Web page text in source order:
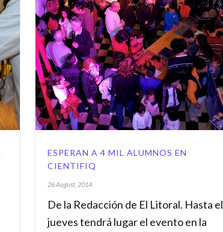
ESPERAN A 4 MIL ALUMNOS EN
CIENTIFIQ
26 August, 2014
De la Redacción de El Litoral. Hasta el
jueves tendrá lugar el evento en la